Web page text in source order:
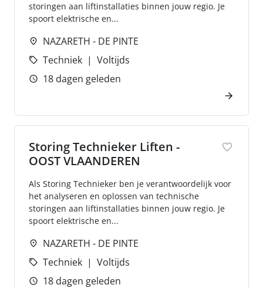
storingen aan liftinstallaties binnen jouw regio. Je
spoort elektrische en...
NAZARETH - DE PINTE
Techniek
Voltijds
18 dagen geleden
Storing Technieker Liften -
OOST VLAANDEREN
Als Storing Technieker ben je verantwoordelijk voor
het analyseren en oplossen van technische
storingen aan liftinstallaties binnen jouw regio. Je
spoort elektrische en...
NAZARETH - DE PINTE
Techniek
Voltijds
18 dagen geleden